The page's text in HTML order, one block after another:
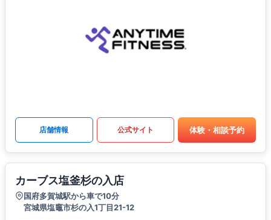
店舗情報 公式サイト 体験・相談予約
カーブス塩釜杉の入店
国府多賀城駅から車で10分
宮城県塩竈市杉の入1丁目21-12